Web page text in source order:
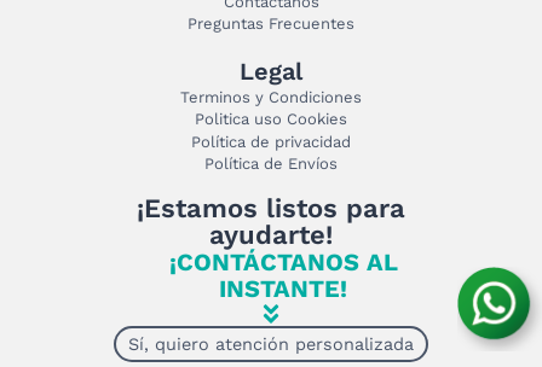
Preguntas Frecuentes
Legal
Terminos y Condiciones
Politica uso Cookies
Política de privacidad
Política de Envíos
¡Estamos listos para
ayudarte!
¡CONTÁCTANOS AL
INSTANTE!
Sí, quiero atención personalizada